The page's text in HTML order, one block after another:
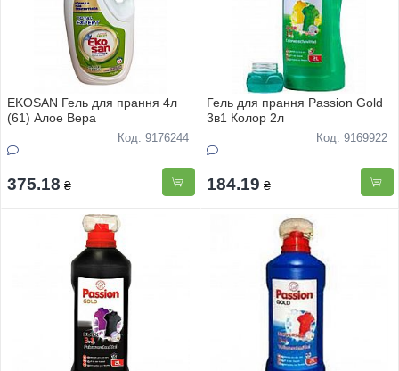
EKOSAN Гель для прання 4л
(61) Алое Вера
Код: 9176244
375.18 ₴
Гель для прання Passion Gold
3в1 Колор 2л
Код: 9169922
184.19 ₴